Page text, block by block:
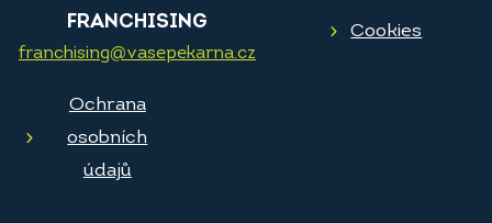
FRANCHISING
franchising@vasepekarna.cz
Cookies
Ochrana
osobních
údajů